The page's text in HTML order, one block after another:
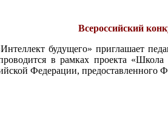
Всероссийский
будущего» приглашает
в рамках проекта «Школа
Федерации, предоставленного